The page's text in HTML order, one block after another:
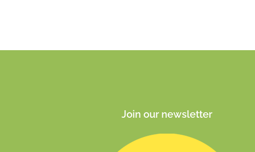
Join our newsletter